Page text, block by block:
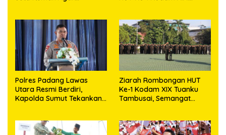
Polres Padang Lawas
Utara Resmi Berdiri,
Kapolda Sumut Tekankan
Ziarah Rombongan HUT
Ke-1 Kodam XIX Tuanku
Tambusai, Semangat